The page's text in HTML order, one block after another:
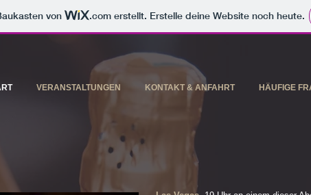
von .com erstellt. Erstelle deine Website noch heute.
VERANSTALTUNGEN KONTAKT & ANFAHRT HÄUFIGE